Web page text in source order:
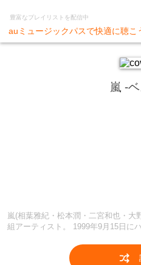
豊富なプレイリストを配信中
auミュージックパスで快適に聴こ
嵐 -
嵐(相葉雅紀・松本潤・二宮和也・大
組アーティスト。 1999年9月15日にハワイで結成、 同年11月3日
シングルを獲得。 1700万枚以上の
4400万枚以上のレコードセールスを